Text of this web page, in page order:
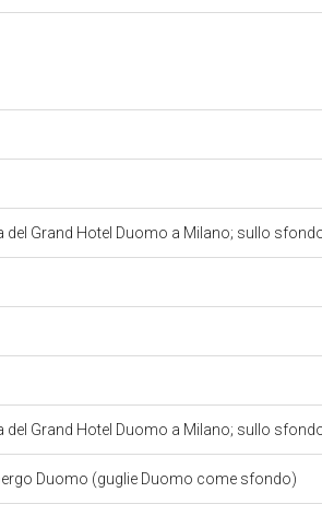
del Grand Hotel Duomo a Milano; sullo
del Grand Hotel Duomo a Milano; sullo
Duomo (guglie Duomo come sfondo)